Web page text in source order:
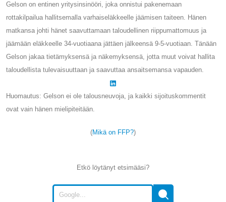
Gelson on entinen yritysinsinööri, joka onnistui pakenemaan
rottakilpailua hallitsemalla varhaiseläkkeelle jäämisen taiteen. Hänen
matkansa johti hänet saavuttamaan taloudellinen riippumattomuus ja
jäämään eläkkeelle 34-vuotiaana jättäen jälkeensä 9-5-vuotiaan. Tänään
Gelson jakaa tietämyksensä ja näkemyksensä, jotta muut voivat hallita
taloudellista tulevaisuuttaan ja saavuttaa ansaitsemansa vapauden.
Huomautus: Gelson ei ole talousneuvoja, ja kaikki sijoituskommentit
ovat vain hänen mielipiteitään.
(Mikä on FFP?)
Etkö löytänyt etsimääsi?